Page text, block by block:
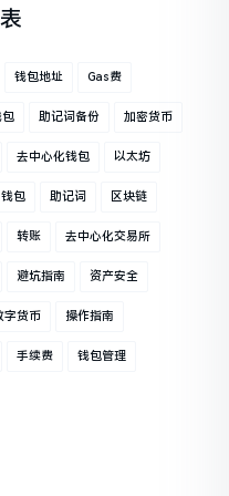
钱包地址 Gas费
包 助记词备份 加密货币
去中心化钱包 以太坊
钱包 助记词 区块链
转账 去中心化交易所
避坑指南 资产安全
字货币 操作指南
手续费 钱包管理